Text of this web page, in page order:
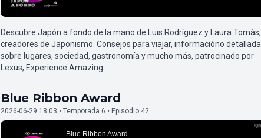
Descubre Japón a fondo de la mano de Luis Rodríguez y Laura Tomàs,
creadores de Japonismo. Consejos para viajar, informacióno detallada
sobre lugares, sociedad, gastronomía y mucho más, patrocinado por
Lexus, Experience Amazing.
Blue Ribbon Award
2026-06-29 18:03 • Temporada 6 • Episodio 42